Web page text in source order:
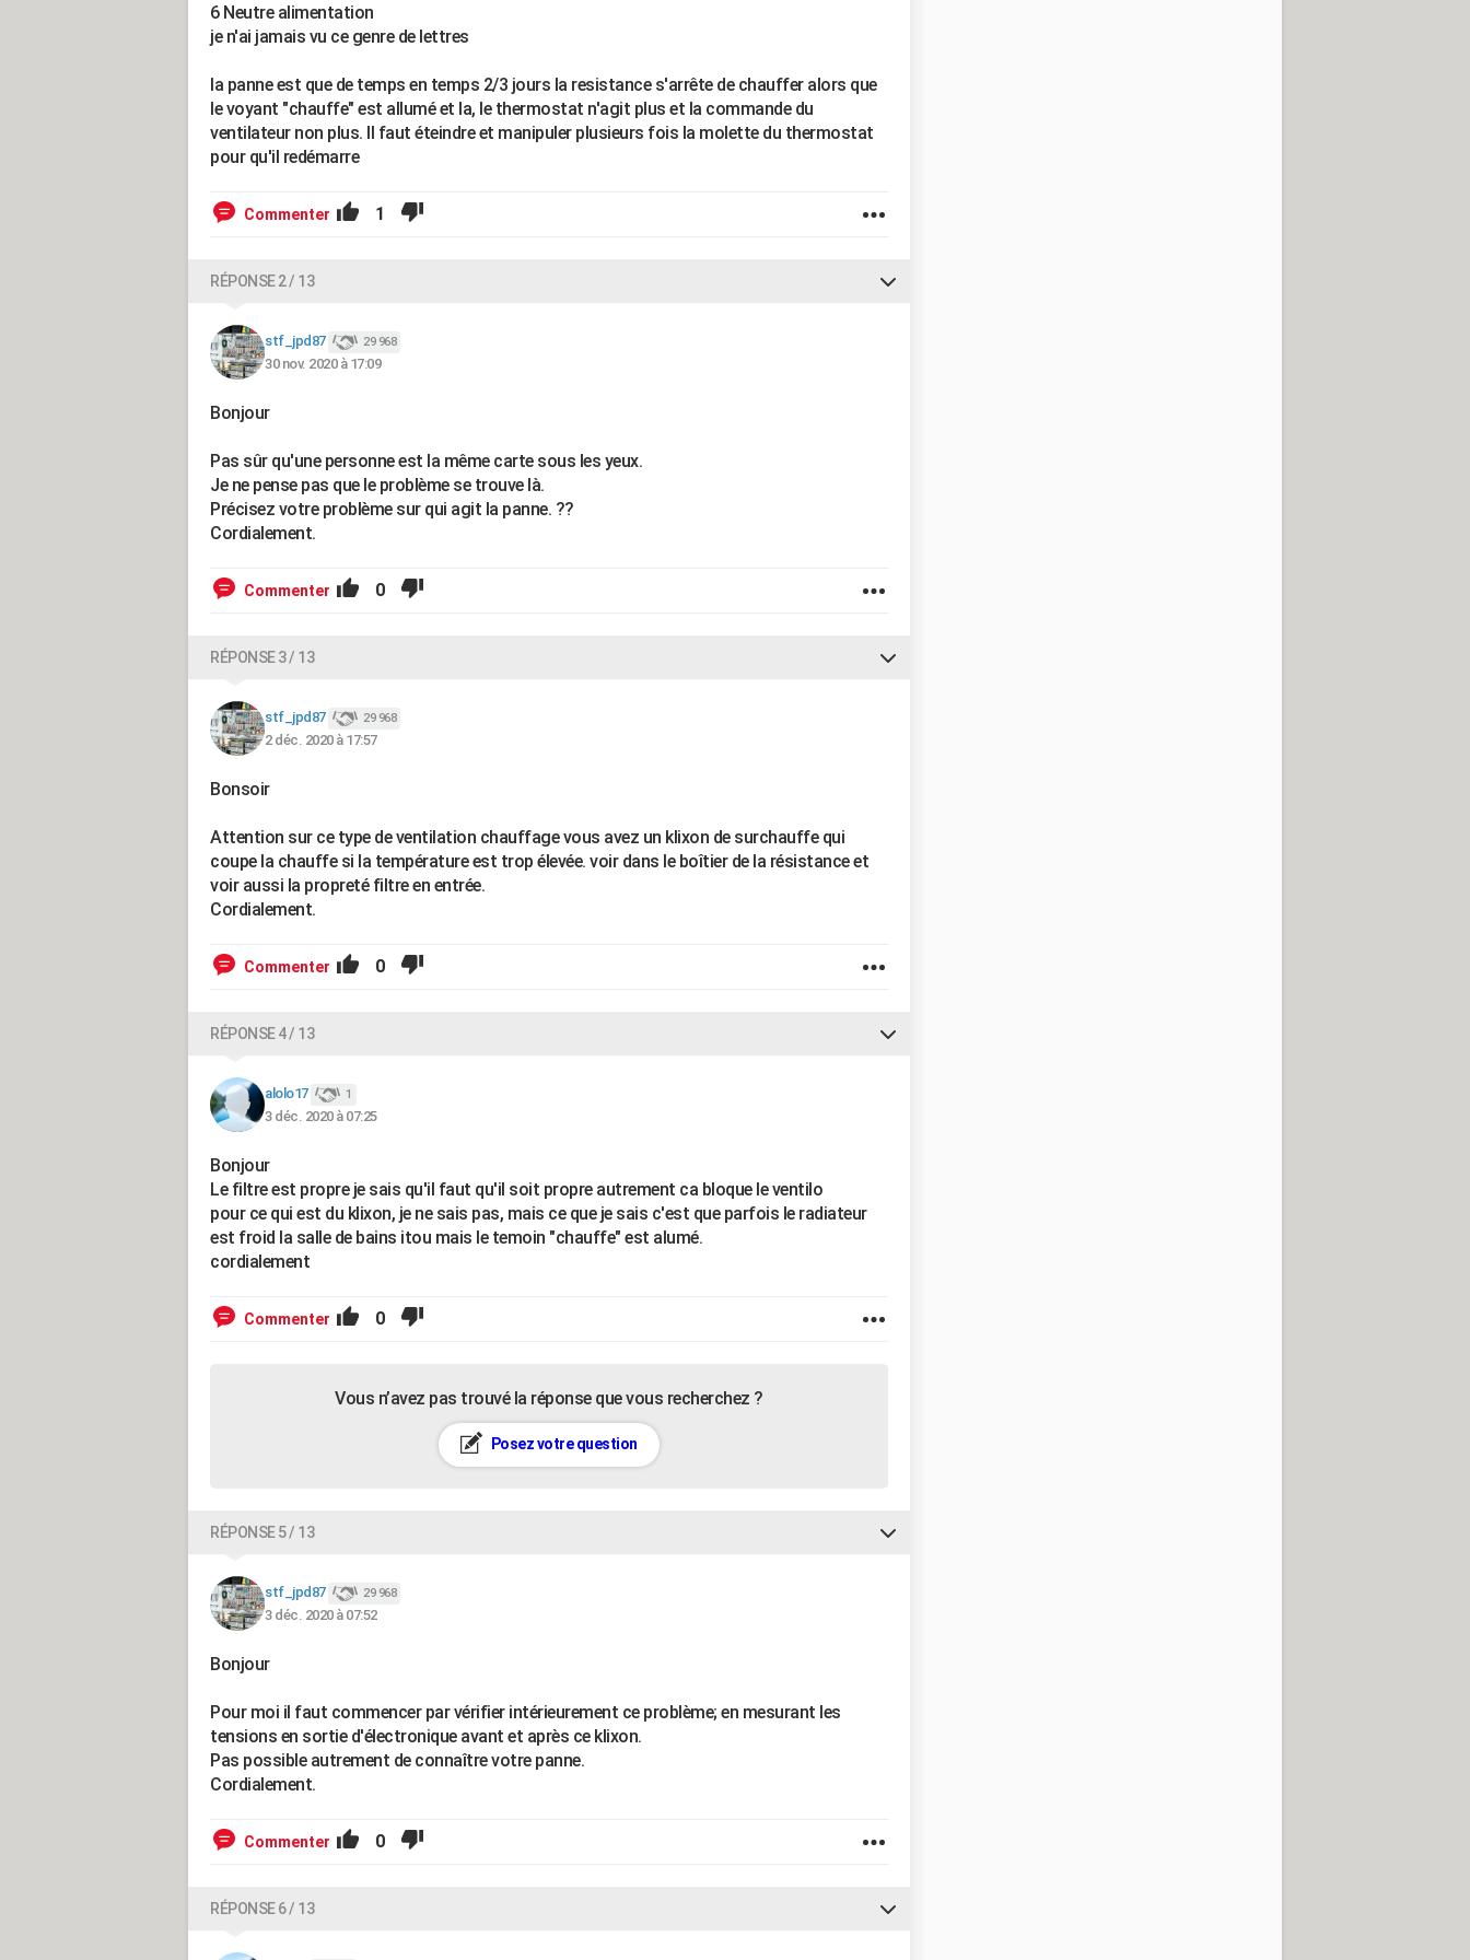
6 Neutre alimentation
je n'ai jamais vu ce genre de lettres
la panne est que de temps en temps 2/3 jours la resistance s'arrête de chauffer alors que
le voyant "chauffe" est allumé et la, le thermostat n'agit plus et la commande du
ventilateur non plus. Il faut éteindre et manipuler plusieurs fois la molette du thermostat
pour qu'il redémarre
Commenter 1
RÉPONSE 2 / 13
stf_jpd87 29 968
30 nov. 2020 à 17:09
Bonjour
Pas sûr qu'une personne est la même carte sous les yeux.
Je ne pense pas que le problème se trouve là.
Précisez votre problème sur qui agit la panne. ??
Cordialement.
Commenter 0
RÉPONSE 3 / 13
stf_jpd87 29 968
2 déc. 2020 à 17:57
Bonsoir
Attention sur ce type de ventilation chauffage vous avez un klixon de surchauffe qui
coupe la chauffe si la température est trop élevée. voir dans le boîtier de la résistance et
voir aussi la propreté filtre en entrée.
Cordialement.
Commenter 0
RÉPONSE 4 / 13
alolo17 1
3 déc. 2020 à 07:25
Bonjour
Le filtre est propre je sais qu'il faut qu'il soit propre autrement ca bloque le ventilo
pour ce qui est du klixon, je ne sais pas, mais ce que je sais c'est que parfois le radiateur
est froid la salle de bains itou mais le temoin "chauffe" est alumé.
cordialement
Commenter 0
Vous n’avez pas trouvé la réponse que vous recherchez ?
Posez votre question
RÉPONSE 5 / 13
stf_jpd87 29 968
3 déc. 2020 à 07:52
Bonjour
Pour moi il faut commencer par vérifier intérieurement ce problème; en mesurant les
tensions en sortie d'électronique avant et après ce klixon.
Pas possible autrement de connaître votre panne.
Cordialement.
Commenter 0
RÉPONSE 6 / 13